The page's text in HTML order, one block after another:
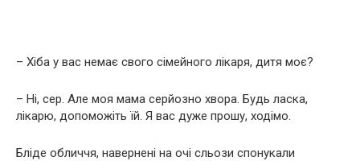
– Хіба у вас немає свого сімейного лікаря, дитя моє?
– Ні, сер. Але моя мама серйозно хвoра. Будь ласка,
лікарю, допоможіть їй. Я вас дуже прошу, ходімо.
Бліде обличчя, навернені на очі сльози спонукали